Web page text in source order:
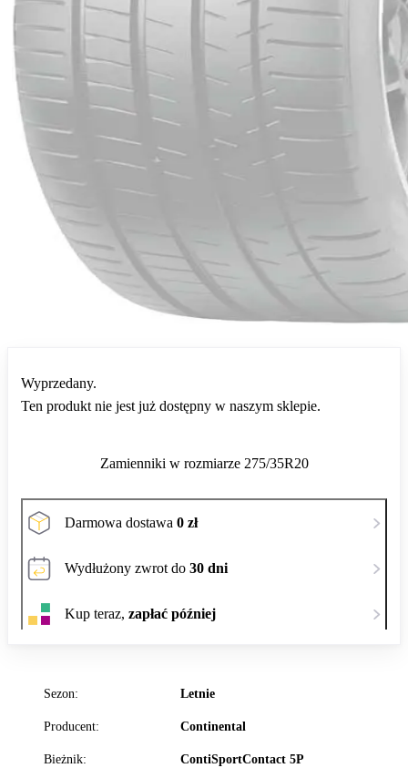
Sezon: Letnie
Producent: Continental
Bieżnik: ContiSportContact 5P
Wyprzedany.
Ten produkt nie jest już dostępny w naszym sklepie.
Zamienniki w rozmiarze 275/35R20
Darmowa dostawa 0 zł
Wydłużony zwrot do 30 dni
Kup teraz, zapłać później